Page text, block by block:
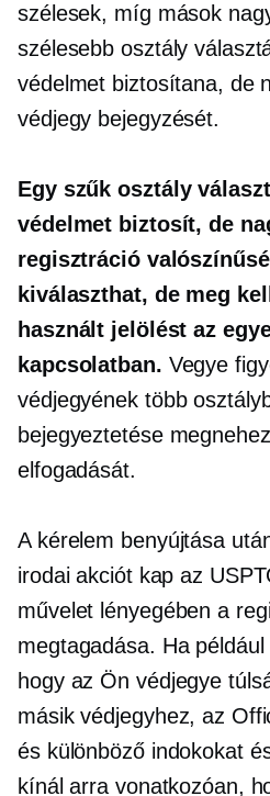
szélesek, míg mások
szélesebb osztály
védelmet biztosítana, de
védjegy bejegyzését.
Egy szűk osztály
védelmet biztosít, de
regisztráció
kiválaszthat, de meg
használt jelölést az
kapcsolatban. Vegye
védjegyének több
bejegyeztetése
elfogadását.
A kérelem benyújtása
irodai akciót kap az
művelet lényegében a
megtagadása. Ha
hogy az Ön védjegye
másik védjegyhez, az
és különböző indokokat
kínál arra vonatkozóan,